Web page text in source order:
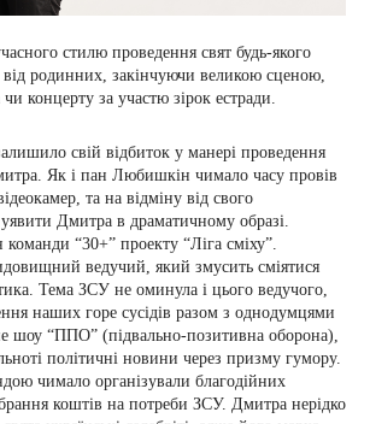
стилю проведення свят будь-якого
родинних, закінчуючи великою сценою,
концерту за участю зірок естради.
свій відбиток у манері проведення
Як і пан Любишкін чимало часу провів
та на відміну від свого
Дмитра в драматичному образі.
“30+” проекту “Ліга сміху”.
ведучий, який змусить сміятися
Тема ЗСУ не оминула і цього ведучого,
наших горе сусідів разом з однодумцями
шоу “ППО” (підвально-позитивна оборона),
політичні новини через призму гумору.
чимало організували благодійних
коштів на потреби ЗСУ. Дмитра нерідко